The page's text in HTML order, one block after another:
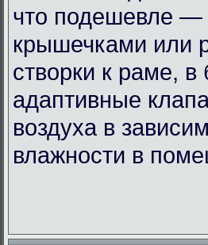
что подешевле —
крышечками или
створки к раме,
адаптивные
воздуха в
влажности в